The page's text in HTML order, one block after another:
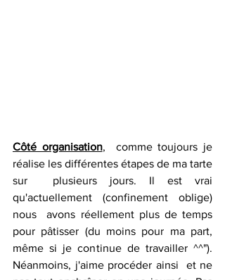
Côté organisation,  comme toujours je
réalise les différentes étapes de ma tarte
sur  plusieurs jours. Il est vrai
qu'actuellement (confinement oblige)
nous  avons réellement plus de temps
pour pâtisser (du moins pour ma part,
même si je continue de travailler ^^").
Néanmoins, j'aime procéder ainsi  et ne